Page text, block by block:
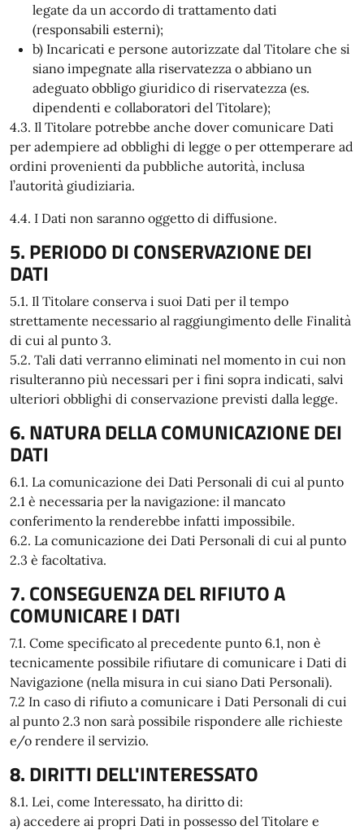
legate da un accordo di trattamento dati
(responsabili esterni);
b) Incaricati e persone autorizzate dal Titolare che si
siano impegnate alla riservatezza o abbiano un
adeguato obbligo giuridico di riservatezza (es.
dipendenti e collaboratori del Titolare);
4.3. Il Titolare potrebbe anche dover comunicare Dati
per adempiere ad obblighi di legge o per ottemperare ad
ordini provenienti da pubbliche autorità, inclusa
l’autorità giudiziaria.
4.4. I Dati non saranno oggetto di diffusione.
5. PERIODO DI CONSERVAZIONE DEI
DATI
5.1. Il Titolare conserva i suoi Dati per il tempo
strettamente necessario al raggiungimento delle Finalità
di cui al punto 3.
5.2. Tali dati verranno eliminati nel momento in cui non
risulteranno più necessari per i fini sopra indicati, salvi
ulteriori obblighi di conservazione previsti dalla legge.
6. NATURA DELLA COMUNICAZIONE DEI
DATI
6.1. La comunicazione dei Dati Personali di cui al punto
2.1 è necessaria per la navigazione: il mancato
conferimento la renderebbe infatti impossibile.
6.2. La comunicazione dei Dati Personali di cui al punto
2.3 è facoltativa.
7. CONSEGUENZA DEL RIFIUTO A
COMUNICARE I DATI
7.1. Come specificato al precedente punto 6.1, non è
tecnicamente possibile rifiutare di comunicare i Dati di
Navigazione (nella misura in cui siano Dati Personali).
7.2 In caso di rifiuto a comunicare i Dati Personali di cui
al punto 2.3 non sarà possibile rispondere alle richieste
e/o rendere il servizio.
8. DIRITTI DELL'INTERESSATO
8.1. Lei, come Interessato, ha diritto di:
a) accedere ai propri Dati in possesso del Titolare e